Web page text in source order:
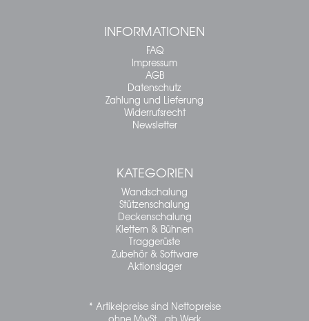
INFORMATIONEN
FAQ
Impressum
AGB
Datenschutz
Zahlung und Lieferung
Widerrufsrecht
Newsletter
KATEGORIEN
Wandschalung
Stützenschalung
Deckenschalung
Klettern & Bühnen
Traggerüste
Zubehör & Software
Aktionslager
* Artikelpreise sind Nettopreise